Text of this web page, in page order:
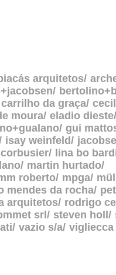
arquitetos
carrilho da graça
moura eladio dieste
gui
isay weinfeld
corbusier lina bo
martin hurtado
roberto mpga
mendes da rocha
arquitetos
rodrigo
srl steven holl
vazio s/a vigliecca